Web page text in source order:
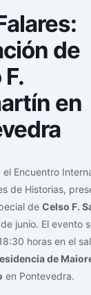
de
en
el Encuentro
de Historias,
de Celso F.
junio. El evento
horas en el
de
en Pontevedra.